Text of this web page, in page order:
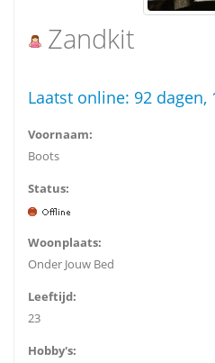
Zandkit
Laatst online: 92 dagen,
Voornaam:
Boots
Status:
Woonplaats:
Onder Jouw Bed
Leeftijd:
23
Hobby's: